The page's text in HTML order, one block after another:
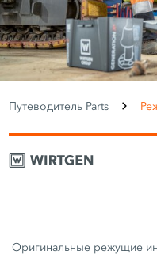
Путеводитель Parts
Оригинальные режущие